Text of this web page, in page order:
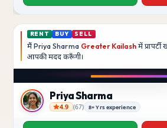
RENT BUY SELL
मैं Priya Sharma Greater Kailashमें
आपकी मददकरूँगी।
Priya Sharma
Priya Sharma
4.9 (67) 8+ Yrs experience